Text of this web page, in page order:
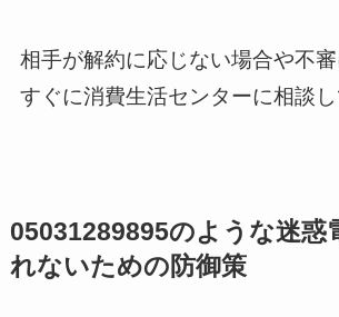
相手が解約に応じない場合や不審
すぐに消費生活センターに相談し
05031289895のような迷惑
れないための防御策